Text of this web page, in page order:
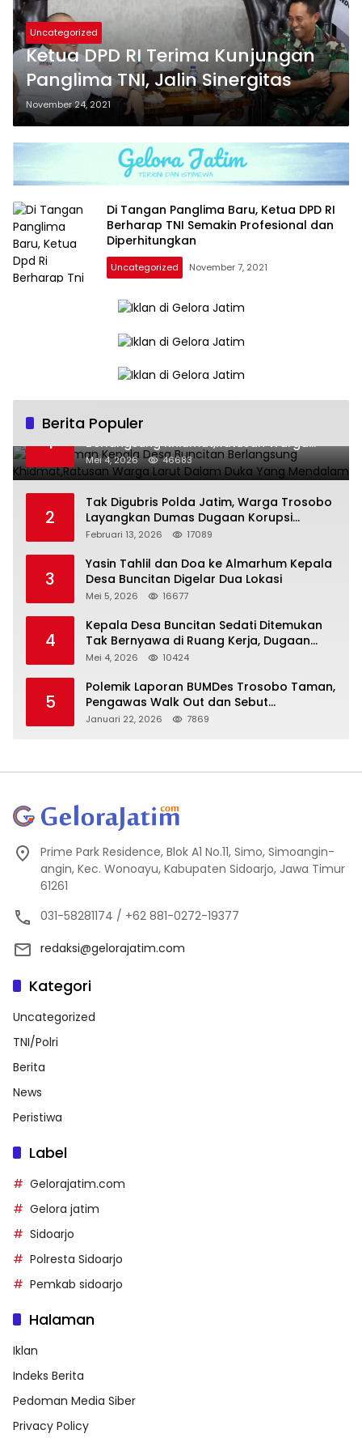
Uncategorized
Ketua DPD RI Terima Kunjungan
Panglima TNI, Jalin Sinergitas
November 24, 2021
Di Tangan Panglima Baru, Ketua DPD RI
Berharap TNI Semakin Profesional dan
Diperhitungkan
Uncategorized November 7, 2021
Berita Populer
1
Pemakaman Kepala Desa Buncitan
Berlangsung Khidmat,Ratusan Warga
Larut Dalam Duka Yang Mendalam
Mei 4, 2026 46683
2
Tak Digubris Polda Jatim, Warga Trosobo
Layangkan Dumas Dugaan Korupsi
Oknum DPRD Sidoarjo ke Kapolri
Februari 13, 2026 17089
3
Yasin Tahlil dan Doa ke Almarhum Kepala
Desa Buncitan Digelar Dua Lokasi
Mei 5, 2026 16677
4
Kepala Desa Buncitan Sedati Ditemukan
Tak Bernyawa di Ruang Kerja, Dugaan
Bunuh Diri Menguat
Mei 4, 2026 10424
5
Polemik Laporan BUMDes Trosobo Taman,
Pengawas Walk Out dan Sebut
Kejanggalan
Januari 22, 2026 7869
Prime Park Residence, Blok A1 No.11, Simo, Simoangin-
angin, Kec. Wonoayu, Kabupaten Sidoarjo, Jawa Timur
61261
031-58281174 / +62 881-0272-19377
redaksi@gelorajatim.com
Kategori
Uncategorized
TNI/Polri
Berita
News
Peristiwa
Label
Gelorajatim.com
Gelora jatim
Sidoarjo
Polresta Sidoarjo
Pemkab sidoarjo
Halaman
Iklan
Indeks Berita
Pedoman Media Siber
Privacy Policy